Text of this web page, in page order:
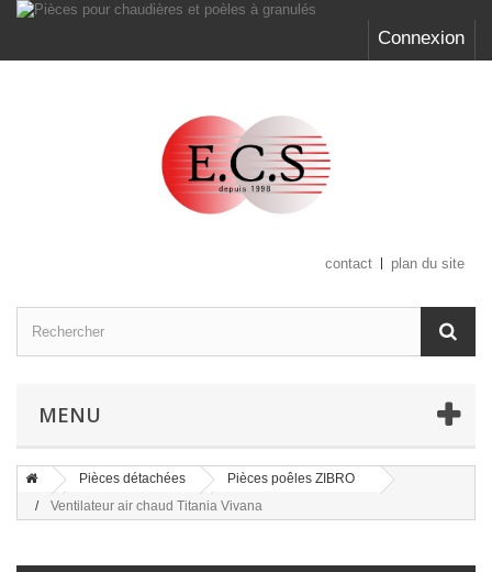
Connexion
contact plan du site
MENU
Pièces détachées
Pièces poêles ZIBRO
Ventilateur air chaud Titania Vivana